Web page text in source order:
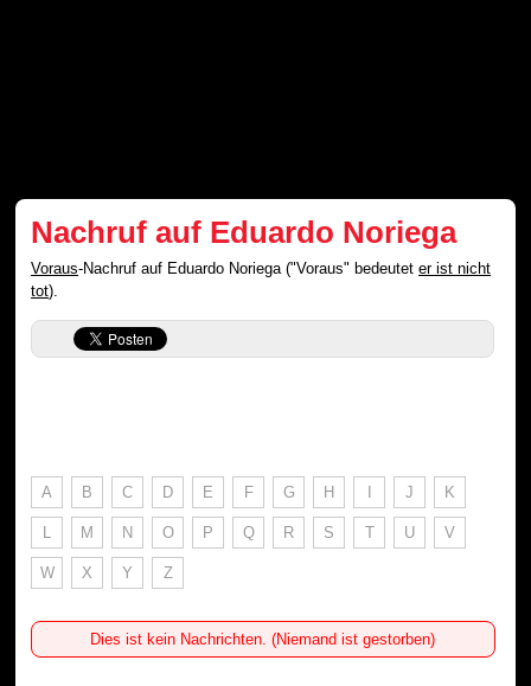
Nachruf auf Eduardo Noriega
Voraus-Nachruf auf Eduardo Noriega ("Voraus" bedeuteter ist nicht
tot).
A B C D E F G H I J K
L M N O P Q R S T U V
W X Y Z
Dies ist kein Nachrichten. (Niemand ist gestorben)